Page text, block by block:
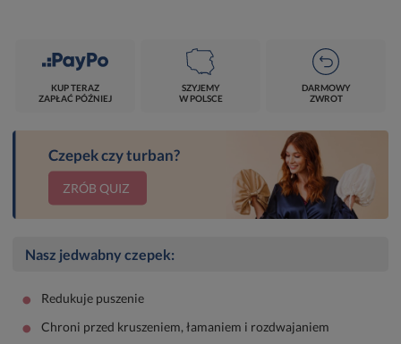
KUP TERAZ
ZAPŁAĆ PÓŹNIEJ
SZYJEMY
W POLSCE
DARMOWY
ZWROT
Czepek czy turban?
ZRÓB QUIZ
Nasz jedwabny czepek:
• Redukuje puszenie
• Chroni przed kruszeniem, łamaniem i rozdwajaniem